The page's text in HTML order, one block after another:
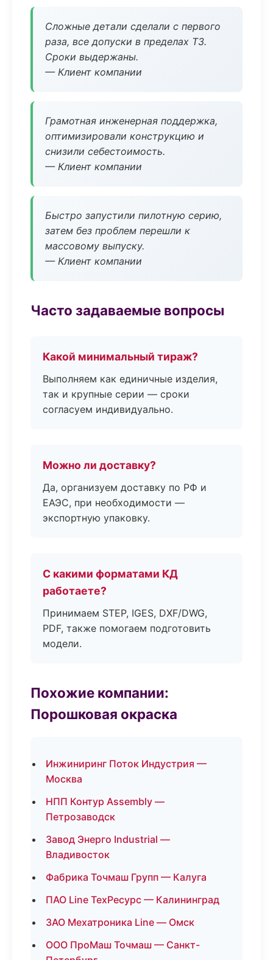
Сложные детали сделали с первого
раза, все допуски в пределах ТЗ.
Сроки выдержаны.
— Клиент компании
Грамотная инженерная поддержка,
оптимизировали конструкцию и
снизили себестоимость.
— Клиент компании
Быстро запустили пилотную серию,
затем без проблем перешли к
массовому выпуску.
— Клиент компании
Часто задаваемые вопросы
Какой минимальный тираж?
Выполняем как единичные изделия,
так и крупные серии — сроки
согласуем индивидуально.
Можно ли доставку?
Да, организуем доставку по РФ и
ЕАЭС, при необходимости —
экспортную упаковку.
С какими форматами КД
работаете?
Принимаем STEP, IGES, DXF/DWG,
PDF, также помогаем подготовить
модели.
Похожие компании:
Порошковая окраска
Инжиниринг Поток Индустрия —
Москва
НПП Контур Assembly —
Петрозаводск
Завод Энерго Industrial —
Владивосток
Фабрика Точмаш Групп — Калуга
ПАО Line ТехРесурс — Калининград
ЗАО Мехатроника Line — Омск
ООО ПроМаш Точмаш — Санкт-